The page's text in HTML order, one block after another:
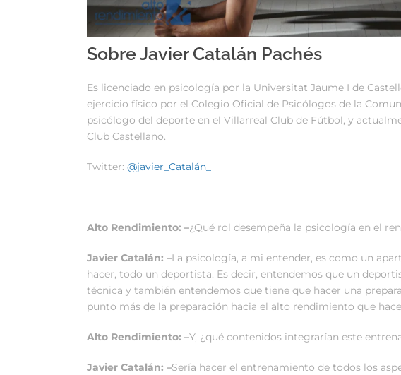
Sobre Javier Catalán Pachés
Es licenciado en psicología por la Universitat Jaume I de
ejercicio físico por el Colegio Oficial de Psicólogos de la
psicólogo del deporte en el Villarreal Club de Fútbol, y
Club Castellano.
Twitter: @javier_Catalán_
Alto Rendimiento: –¿Qué rol desempeña la psicología en el
Javier Catalán: –La psicología, a mi entender, es como un
hacer, todo un deportista. Es decir, entendemos que un
técnica y también entendemos que tiene que hacer una
punto más de la preparación hacia el alto rendimiento que
Alto Rendimiento: –Y, ¿qué contenidos integrarían este
Javier Catalán: –Sería hacer el entrenamiento de todos los